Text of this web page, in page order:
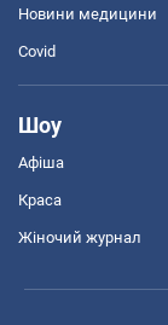
Новини медицини
Covid
Шоу
Афіша
Краса
Жіночий журнал